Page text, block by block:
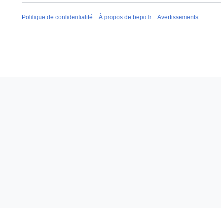
Politique de confidentialité À propos de bepo.fr Avertissements